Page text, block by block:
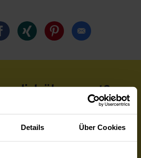
Details Über Cookies
dich überzeugt?
des Teams werden